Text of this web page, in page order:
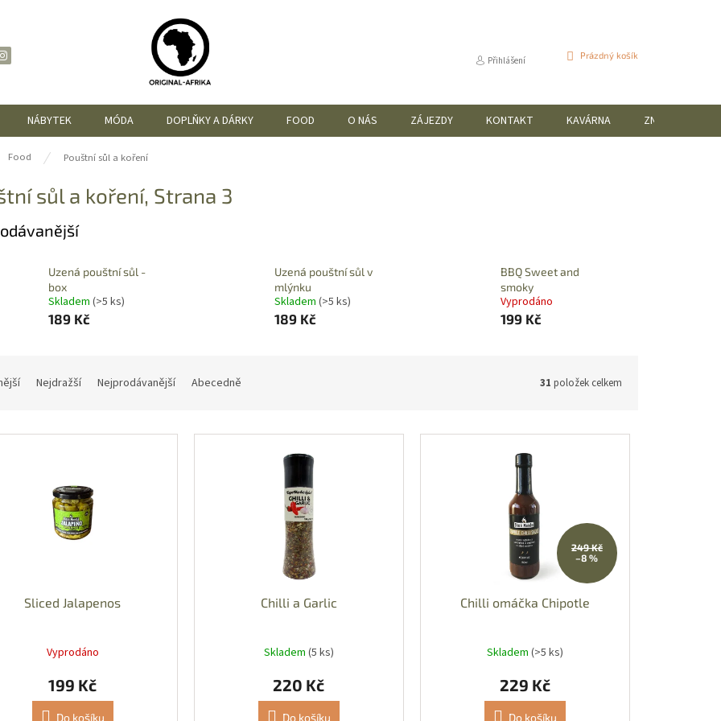
Přihlášení
NÁKUPNÍ
Prázdný košík
NÁBYTEK MÓDA DOPLŇKY A DÁRKY FOOD O NÁS ZÁJEZDY KONTAKT KAVÁRNA ZNAČKY
Food Pouštní sůl a koření
sůl a koření, Strana 3
Uzená pouštní sůl -
box
Skladem (>5 ks)
189 Kč
Uzená pouštní sůl v
mlýnku
Skladem (>5 ks)
189 Kč
BBQ Sweet and
smoky
Vyprodáno
199 Kč
Nejdražší Nejprodávanější Abecedně 31 položek celkem
Sliced Jalapenos
Vyprodáno
199 Kč
Do košíku
Chilli a Garlic
Skladem (5 ks)
220 Kč
Do košíku
249 Kč
–8 %
Chilli omáčka Chipotle
Skladem (>5 ks)
229 Kč
Do košíku